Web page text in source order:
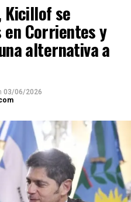
Kicillof se
en Corrientes y
alternativa a
03/06/2026